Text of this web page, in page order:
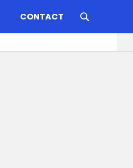
CONTACT